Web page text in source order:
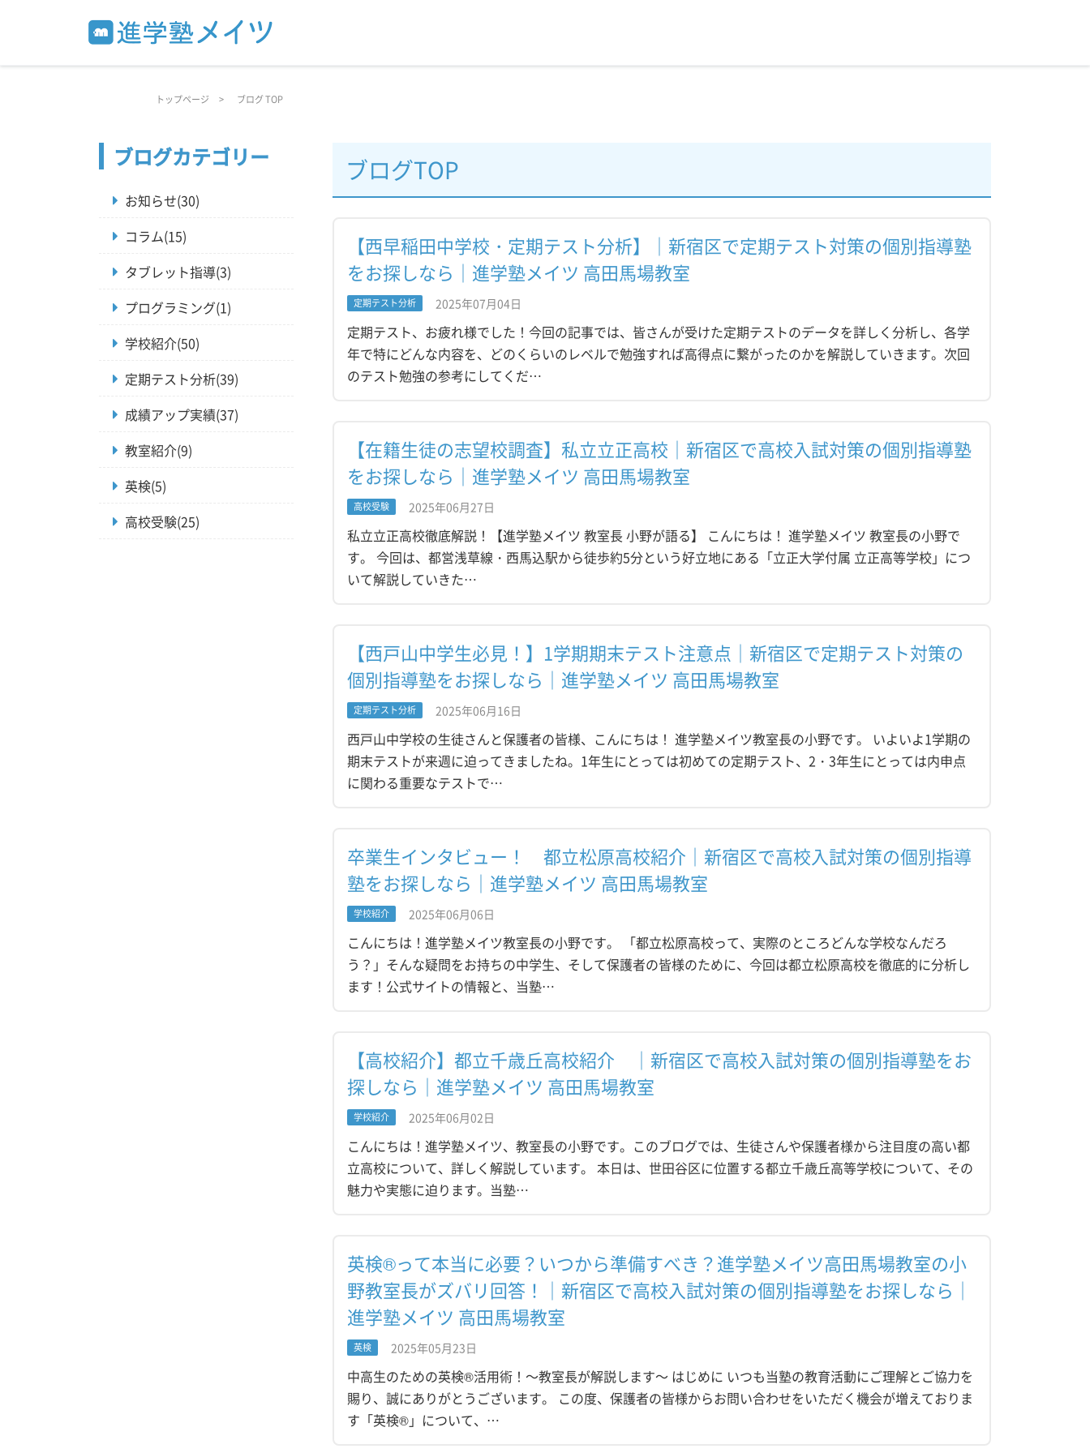
トップページ ブログ TOP
ブログTOP
【西早稲田中学校・定期テスト分析】｜新宿区で定期テスト対策の個別指導塾
をお探しなら｜進学塾メイツ 高田馬場教室
定期テスト分析 2025年07月04日
定期テスト、お疲れ様でした！今回の記事では、皆さんが受けた定期テストのデータを詳しく分析し、各学
年で特にどんな内容を、どのくらいのレベルで勉強すれば高得点に繋がったのかを解説していきます。次回
のテスト勉強の参考にしてくだ…
【在籍生徒の志望校調査】私立立正高校｜新宿区で高校入試対策の個別指導塾
をお探しなら｜進学塾メイツ 高田馬場教室
高校受験 2025年06月27日
私立立正高校徹底解説！【進学塾メイツ 教室長 小野が語る】 こんにちは！ 進学塾メイツ 教室長の小野で
す。 今回は、都営浅草線・西馬込駅から徒歩約5分という好立地にある「立正大学付属 立正高等学校」につ
いて解説していきた…
【西戸山中学生必見！】1学期期末テスト注意点｜新宿区で定期テスト対策の
個別指導塾をお探しなら｜進学塾メイツ 高田馬場教室
定期テスト分析 2025年06月16日
西戸山中学校の生徒さんと保護者の皆様、こんにちは！ 進学塾メイツ教室長の小野です。 いよいよ1学期の
期末テストが来週に迫ってきましたね。1年生にとっては初めての定期テスト、2・3年生にとっては内申点
に関わる重要なテストで…
卒業生インタビュー！ 都立松原高校紹介｜新宿区で高校入試対策の個別指導
塾をお探しなら｜進学塾メイツ 高田馬場教室
学校紹介 2025年06月06日
こんにちは！進学塾メイツ教室長の小野です。 「都立松原高校って、実際のところどんな学校なんだろ
う？」そんな疑問をお持ちの中学生、そして保護者の皆様のために、今回は都立松原高校を徹底的に分析し
ます！公式サイトの情報と、当塾…
【高校紹介】都立千歳丘高校紹介 ｜新宿区で高校入試対策の個別指導塾をお
探しなら｜進学塾メイツ 高田馬場教室
学校紹介 2025年06月02日
こんにちは！進学塾メイツ、教室長の小野です。このブログでは、生徒さんや保護者様から注目度の高い都
立高校について、詳しく解説しています。 本日は、世田谷区に位置する都立千歳丘高等学校について、その
魅力や実態に迫ります。当塾…
英検®って本当に必要？いつから準備すべき？進学塾メイツ高田馬場教室の小
野教室長がズバリ回答！｜新宿区で高校入試対策の個別指導塾をお探しなら｜
進学塾メイツ 高田馬場教室
英検 2025年05月23日
中高生のための英検®活用術！～教室長が解説します～ はじめに いつも当塾の教育活動にご理解とご協力を
賜り、誠にありがとうございます。 この度、保護者の皆様からお問い合わせをいただく機会が増えておりま
す「英検®」について、…
ブログカテゴリー
お知らせ(30)
コラム(15)
タブレット指導(3)
プログラミング(1)
学校紹介(50)
定期テスト分析(39)
成績アップ実績(37)
教室紹介(9)
英検(5)
高校受験(25)